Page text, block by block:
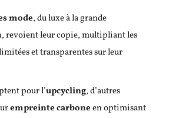
mode, du luxe à la grande
revoient leur copie, multipliant les
et transparentes sur leur
pour l’upcycling, d’autres
empreinte carboneen optimisant